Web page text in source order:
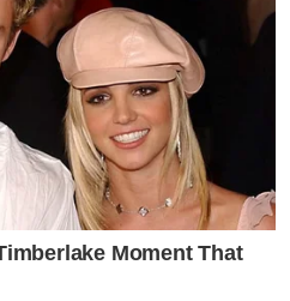
Moment That